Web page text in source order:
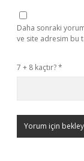
Daha sonraki
ve site adresim bu
7 + 8 kaçtır?*